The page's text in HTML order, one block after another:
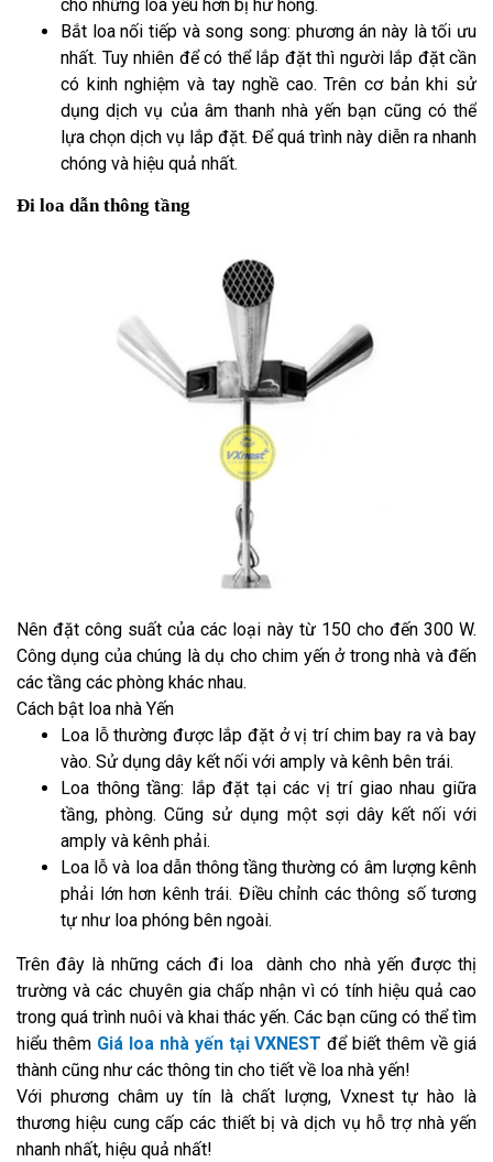
cho những loa yếu hơn bị hư hỏng.
Bắt loa nối tiếp và song song: phương án này là tối ưu
nhất. Tuy nhiên để có thể lắp đặt thì người lắp đặt cần
có kinh nghiệm và tay nghề cao. Trên cơ bản khi sử
dụng dịch vụ của âm thanh nhà yến bạn cũng có thể
lựa chọn dịch vụ lắp đặt. Để quá trình này diễn ra nhanh
chóng và hiệu quả nhất.
Đi loa dẫn thông tầng
Nên đặt công suất của các loại này từ 150 cho đến 300 W.
Công dụng của chúng là dụ cho chim yến ở trong nhà và đến
các tầng các phòng khác nhau.
Cách bật loa nhà Yến
Loa lỗ thường được lắp đặt ở vị trí chim bay ra và bay
vào. Sử dụng dây kết nối với amply và kênh bên trái.
Loa thông tầng: lắp đặt tại các vị trí giao nhau giữa
tầng, phòng. Cũng sử dụng một sợi dây kết nối với
amply và kênh phải.
Loa lỗ và loa dẫn thông tầng thường có âm lượng kênh
phải lớn hơn kênh trái. Điều chỉnh các thông số tương
tự như loa phóng bên ngoài.
Trên đây là những cách đi loa dành cho nhà yến được thị
trường và các chuyên gia chấp nhận vì có tính hiệu quả cao
trong quá trình nuôi và khai thác yến. Các bạn cũng có thể tìm
hiểu thêm Giá loa nhà yến tại VXNEST để biết thêm về giá
thành cũng như các thông tin cho tiết về loa nhà yến!
Với phương châm uy tín là chất lượng, Vxnest tự hào là
thương hiệu cung cấp các thiết bị và dịch vụ hỗ trợ nhà yến
nhanh nhất, hiệu quả nhất!